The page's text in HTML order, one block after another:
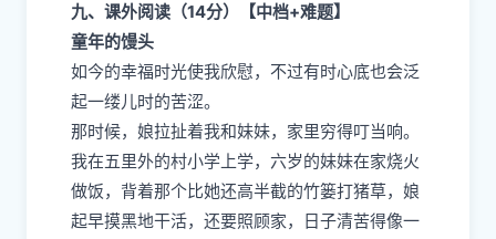
九、课外阅读（14分）【中档+难题】
童年的馒头
如今的幸福时光使我欣慰，不过有时心底也会泛
起一缕儿时的苦涩。
那时候，娘拉扯着我和妹妹，家里穷得叮当响。
我在五里外的村小学上学，六岁的妹妹在家烧火
做饭，背着那个比她还高半截的竹篓打猪草，娘
起早摸黑地干活，还要照顾家，日子清苦得像一